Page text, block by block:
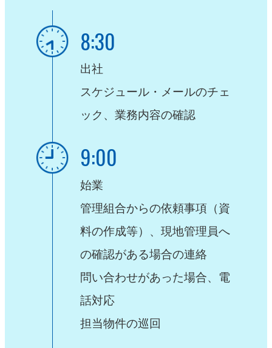
8:30
出社
スケジュール・メールのチェ
ック、業務内容の確認
9:00
始業
管理組合からの依頼事項（資
料の作成等）、 現地管理員へ
の確認がある場合の連絡
問い合わせがあった場合、電
話対応
担当物件の巡回